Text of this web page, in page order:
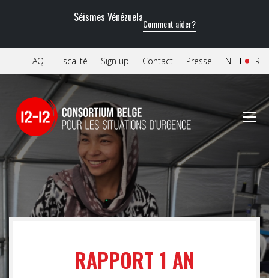
Séismes VénézuelaComment aider?
FAQ Fiscalité Sign up Contact Presse FR
NL
RAPPORT 1 AN